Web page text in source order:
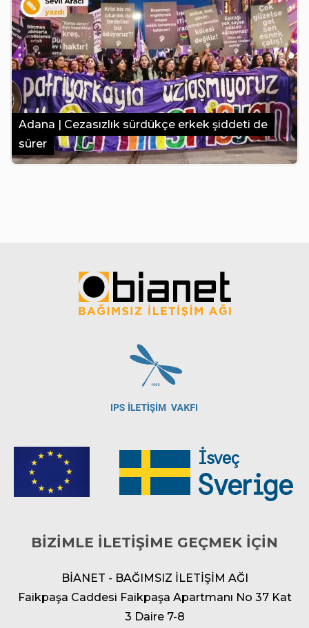
Adana | Cezasızlık sürdükçe erkek şiddeti de
sürer
BİZİMLE İLETİŞİME GEÇMEK İÇİN
BİANET - BAĞIMSIZ İLETİŞİM AĞI
Faikpaşa Caddesi Faikpaşa Apartmanı No 37 Kat
3 Daire 7-8